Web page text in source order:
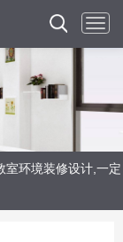
室环境装修设计,一定